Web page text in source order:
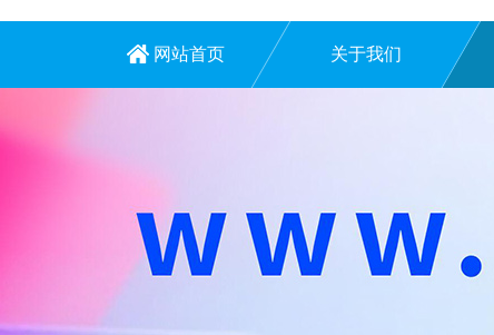
网站首页 关于我们